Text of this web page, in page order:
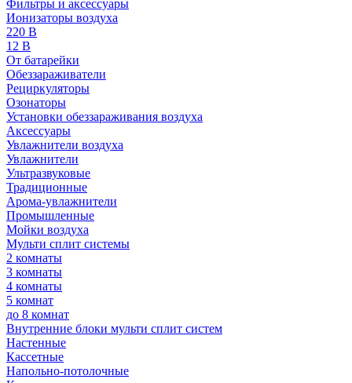
Фильтры и аксессуары
Ионизаторы воздуха
220 В
12 В
От батарейки
Обеззараживатели
Рециркуляторы
Озонаторы
Установки обеззараживания воздуха
Аксессуары
Увлажнители воздуха
Увлажнители
Ультразвуковые
Традиционные
Арома-увлажнители
Промышленные
Мойки воздуха
Мульти сплит системы
2 комнаты
3 комнаты
4 комнаты
5 комнат
до 8 комнат
Внутренние блоки мульти сплит систем
Настенные
Кассетные
Напольно-потолочные